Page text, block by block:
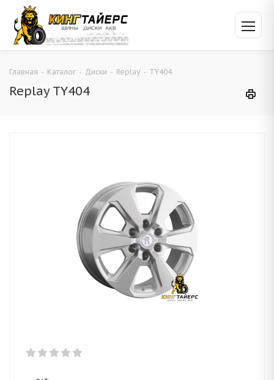
Главная - Каталог - Диски - Replay - TY404
Replay TY404